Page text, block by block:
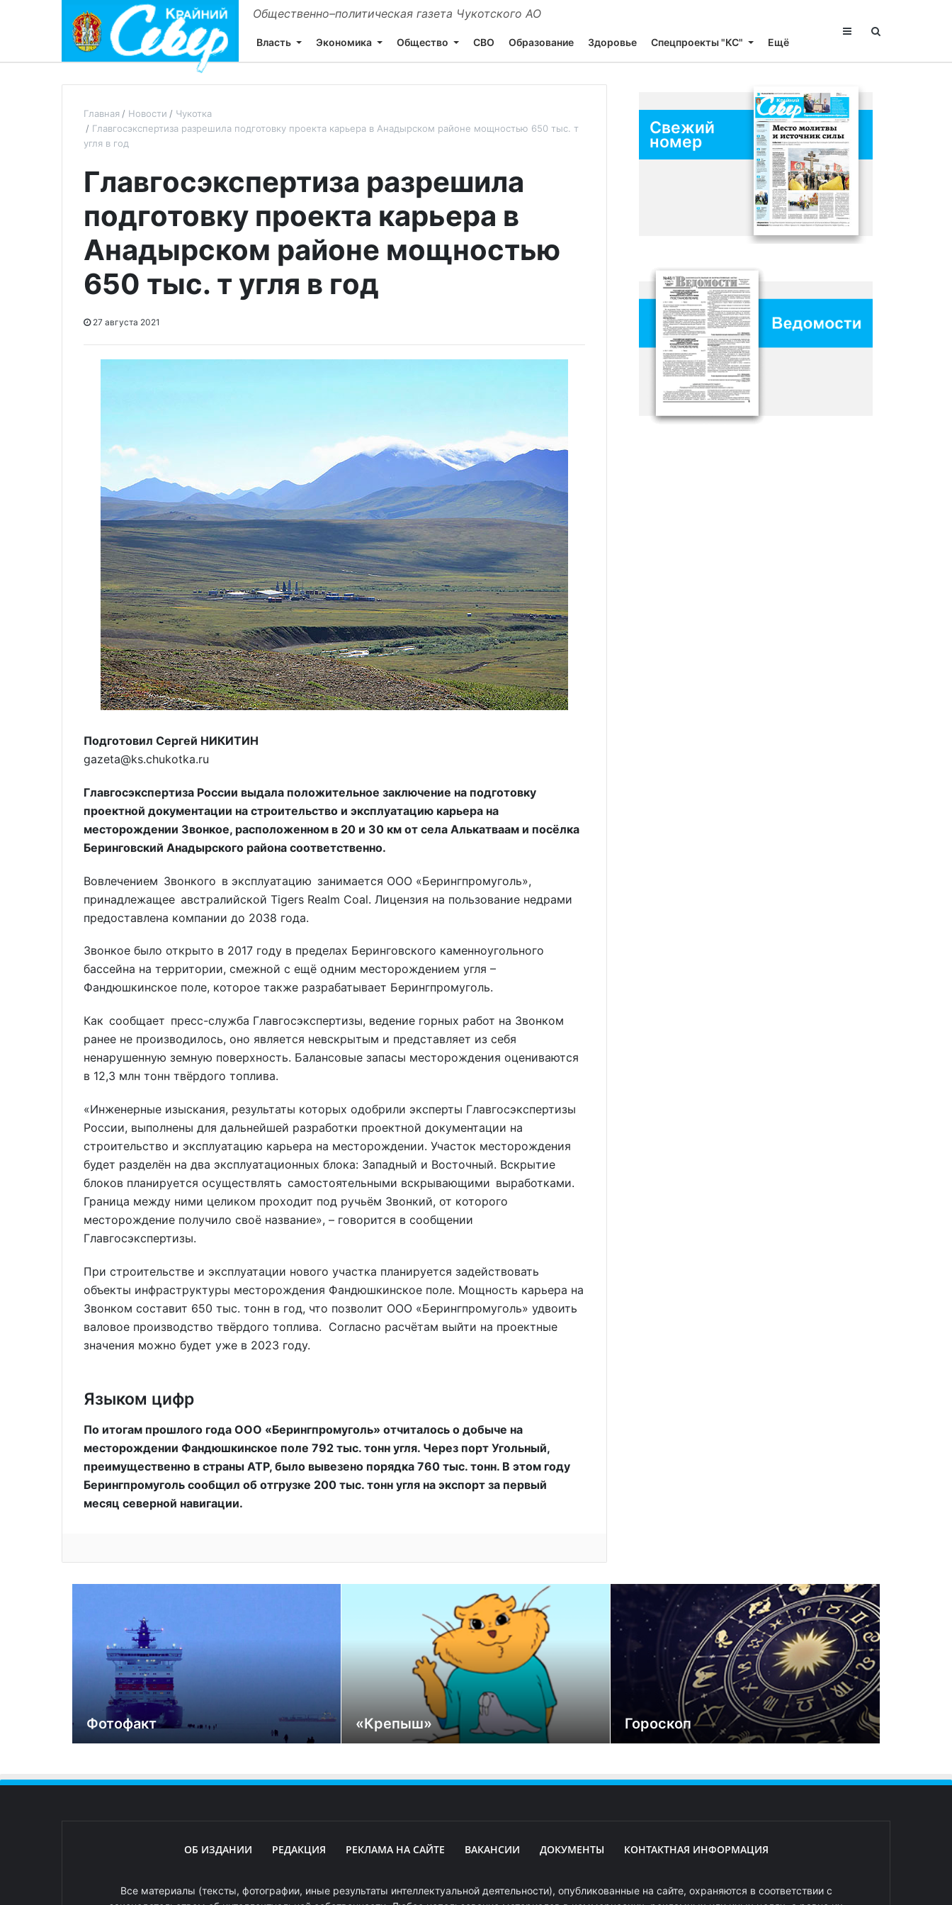
Общественно–политическая газета Чукотского АО
Власть Экономика Общество СВО Образование Здоровье Спецпроекты "КС" Ещё
Главная Новости
Чукотка
Главгосэкспертиза разрешила подготовку проекта карьера в Анадырском районе мощностью 650 тыс. т
угля в год
Главгосэкспертиза разрешила
подготовку проекта карьера в
Анадырском районе мощностью
650 тыс. т угля в год
27 августа 2021
Подготовил Сергей НИКИТИН
gazeta@ks.chukotka.ru
Главгосэкспертиза России выдала положительное заключение на подготовку
проектной документации на строительство и эксплуатацию карьера на
месторождении Звонкое, расположенном в 20 и 30 км от села Алькатваам и посёлка
Беринговский Анадырского района соответственно.
Вовлечением Звонкого в эксплуатацию занимается ООО «Берингпромуголь»,
принадлежащее австралийской Tigers Realm Coal. Лицензия на пользование недрами
предоставлена компании до 2038 года.
Звонкое было открыто в 2017 году в пределах Беринговского каменноугольного
бассейна на территории, смежной с ещё одним месторождением угля –
Фандюшкинское поле, которое также разрабатывает Берингпромуголь.
Как сообщает пресс-служба Главгосэкспертизы, ведение горных работ на Звонком
ранее не производилось, оно является невскрытым и представляет из себя
ненарушенную земную поверхность. Балансовые запасы месторождения оцениваются
в 12,3 млн тонн твёрдого топлива.
«Инженерные изыскания, результаты которых одобрили эксперты Главгосэкспертизы
России, выполнены для дальнейшей разработки проектной документации на
строительство и эксплуатацию карьера на месторождении. Участок месторождения
будет разделён на два эксплуатационных блока: Западный и Восточный. Вскрытие
блоков планируется осуществлять самостоятельными вскрывающими выработками.
Граница между ними целиком проходит под ручьём Звонкий, от которого
месторождение получило своё название», – говорится в сообщении
Главгосэкспертизы.
При строительстве и эксплуатации нового участка планируется задействовать
объекты инфраструктуры месторождения Фандюшкинское поле. Мощность карьера на
Звонком составит 650 тыс. тонн в год, что позволит ООО «Берингпромуголь» удвоить
валовое производство твёрдого топлива. Согласно расчётам выйти на проектные
значения можно будет уже в 2023 году.
Языком цифр
По итогам прошлого года ООО «Берингпромуголь» отчиталось о добыче на
месторождении Фандюшкинское поле 792 тыс. тонн угля. Через порт Угольный,
преимущественно в страны АТР, было вывезено порядка 760 тыс. тонн. В этом году
Берингпромуголь сообщил об отгрузке 200 тыс. тонн угля на экспорт за первый
месяц северной навигации.
Свежий
номер
Фотофакт «Крепыш» Гороскоп
ОБ ИЗДАНИИ РЕДАКЦИЯ РЕКЛАМА НА САЙТЕ ВАКАНСИИ ДОКУМЕНТЫ КОНТАКТНАЯ ИНФОРМАЦИЯ
Все материалы (тексты, фотографии, иные результаты интеллектуальной деятельности), опубликованные на сайте, охраняются в соответствии с